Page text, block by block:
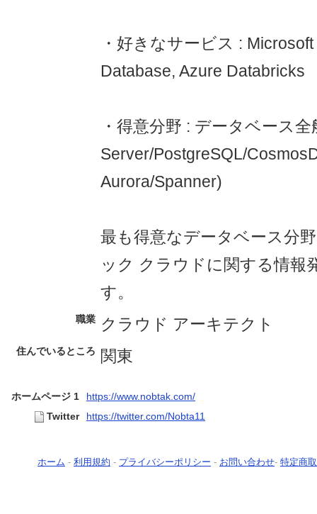
・好きなサービス :
Database, Azure Databricks
・得意分野 : データベース全
Server/PostgreSQL/
Aurora/Spanner)
最も得意なデータベース分
ック クラウドに関する情報
す。
職業 クラウド アーキテクト
住んでいるところ 関東
ホームページ 1
https://www.nobtak.com/
Twitter
https://twitter.com/Nobta11
ホーム - 利用規約 - プライバシーポリシー - お問い合わせ- 特定商